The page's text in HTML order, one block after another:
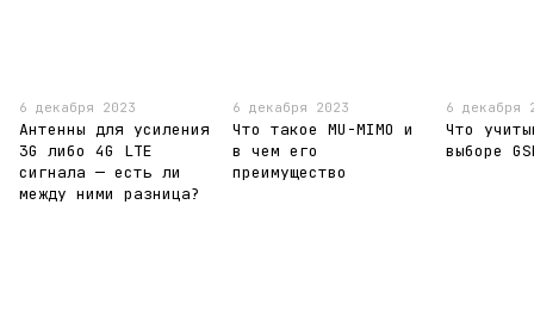
6 декабря 2023
Антенны для усиления
3G либо 4G LTE
сигнала — есть ли
между ними разница?
6 декабря 2023
Что такое MU-MIMO и
в чем его
преимущество
6 декабря
Что
выборе